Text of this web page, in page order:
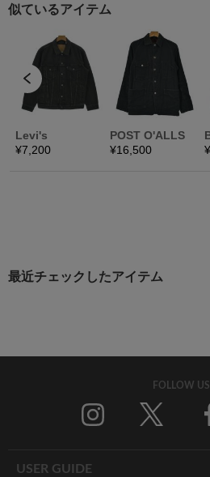
最近チェックしたアイテム
FOLLOW US
USER GUIDE